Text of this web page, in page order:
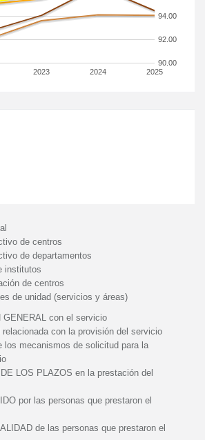
2023 2024 2025
90.00
92.00
94.00
de centros
de departamentos
institutos
de centros
de unidad (servicios y áreas)
GENERAL con el servicio
relacionada con la provisión del servicio
los mecanismos de solicitud para la
LOS PLAZOS en la prestación del
por las personas que prestaron el
de las personas que prestaron el